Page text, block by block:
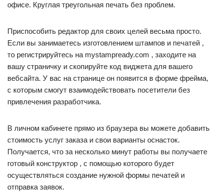
офисе. Круглая треугольная печать без проблем.
Приспособить редактор для своих целей весьма просто.
Если вы занимаетесь изготовлением штампов и печатей ,
то регистрируйтесь на mystampready.com , заходите на
вашу страничку и скопируйте код виджета для вашего
вебсайта. У вас на странице он появится в форме фрейма,
с которым смогут взаимодействовать посетители без
привлечения разработчика.
В личном кабинете прямо из браузера вы можете добавить
стоимость услуг заказа и свои варианты оснасток.
Получается, что за несколько минут работы вы получаете
готовый конструктор , с помощью которого будет
осуществляться создание нужной формы печатей и
отправка заявок.